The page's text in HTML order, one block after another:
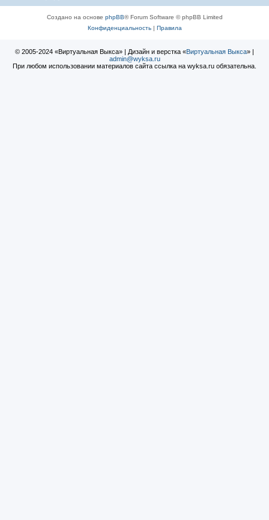
Создано на основе phpBB® Forum Software © phpBB Limited
Конфиденциальность| Правила
© 2005-2024 «Виртуальная Выкса» | Дизайн и верстка «Виртуальная Выкса» |
admin@wyksa.ru
При любом использовании материалов сайта ссылка на wyksa.ru обязательна.